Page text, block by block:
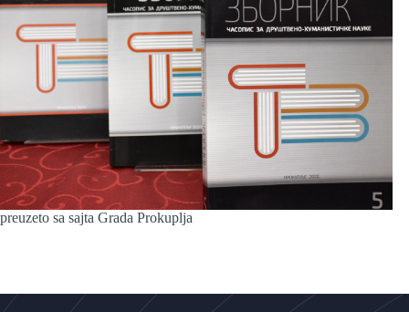
preuzeto sa sajta Grada Prokuplja